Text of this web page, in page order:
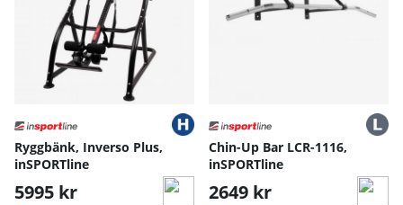
Ryggbänk, Inverso Plus,
inSPORTline
5995 kr
Chin-Up Bar LCR-1116,
inSPORTline
2649 kr